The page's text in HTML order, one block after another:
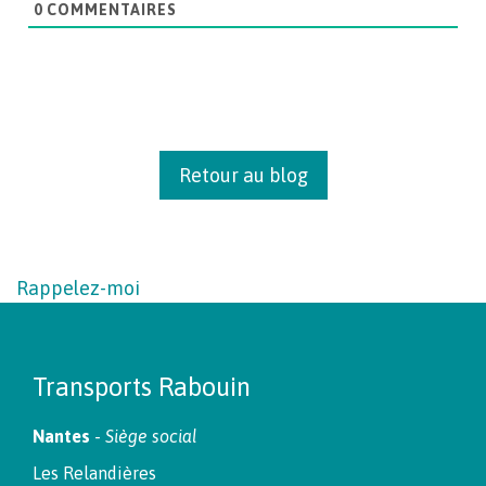
0 COMMENTAIRES
Retour au blog
Rappelez-moi
Transports Rabouin
Nantes - Siège social
Les Relandières